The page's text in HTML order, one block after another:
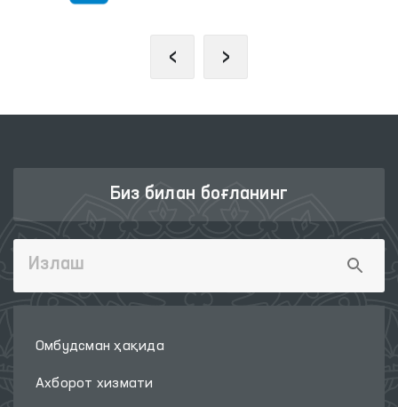
‹ ›
Биз билан боғланинг
Омбудсман ҳақида
Ахборот хизмати